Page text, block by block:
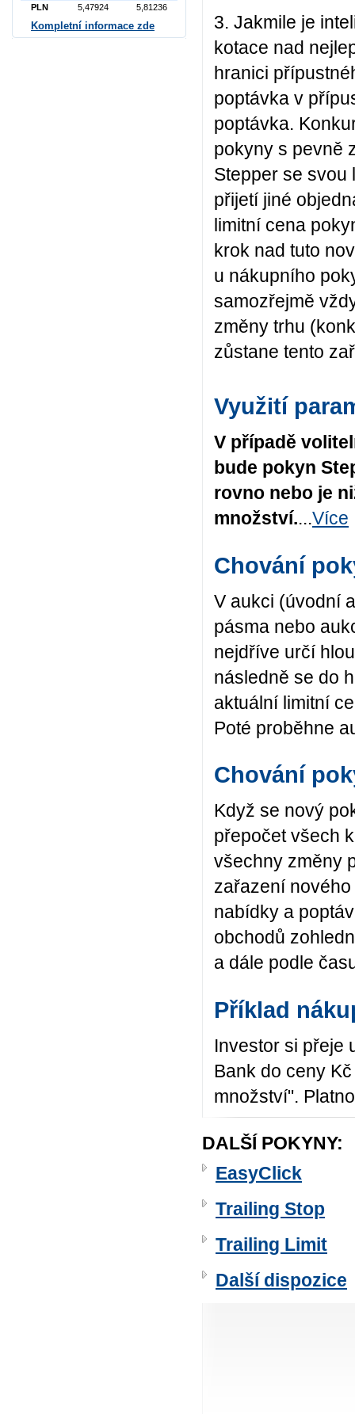
3. Jakmile je
kotace nad
hranici
poptávka v
poptávka.
pokyny s pevně
Stepper se svou
přijetí jiné
limitní cena
krok nad tuto
u nákupního
samozřejmě
změny trhu
zůstane tento
Využití
V případě
bude pokyn
rovno nebo je
množství....Více
Chování
V aukci (úvodní
pásma nebo
nejdříve určí
následně se do
aktuální limitní
Poté proběhne
Chování
Když se nový
přepočet všech
všechny změny
zařazení
nabídky a
obchodů
a dále podle
Příklad
Investor si přeje
Bank do ceny
množství".
DALŠÍ POKYNY:
EasyClick
Trailing Stop
Trailing Limit
Další dispozice
PLN
5,47924 5,81236
Kompletní informace zde